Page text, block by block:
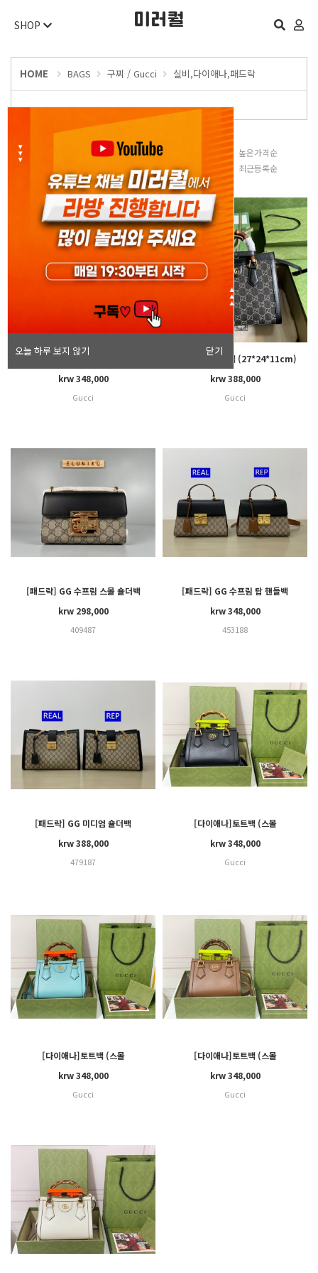
오늘 하루 보지 않기 닫기
SHOP
HOME BAGS 구찌 / Gucci 실비,다이애나,패드락
낮은가격순
높은가격순
후기많은순 최근등록순
[다이애나]토트백 (20*16*10cm)
krw 348,000
Gucci
[다이애나]토트백 (27*24*11cm)
krw 388,000
Gucci
[패드락] GG 수프림 스몰 숄더백
(20*8*13)
krw 298,000
409487
[패드락] GG 수프림 탑 핸들백
(28*11*19)
krw 348,000
453188
[패드락] GG 미디엄 숄더백
(35*23*14)
krw 388,000
479187
[다이애나]토트백 (스몰
20*16*10cm) , (라지
27*24*11cm)
krw 348,000
Gucci
[다이애나]토트백 (스몰
20*16*10cm) , (라지
27*24*11cm)
krw 348,000
Gucci
[다이애나]토트백 (스몰
20*16*10cm) , (라지
27*24*11cm)
krw 348,000
Gucci